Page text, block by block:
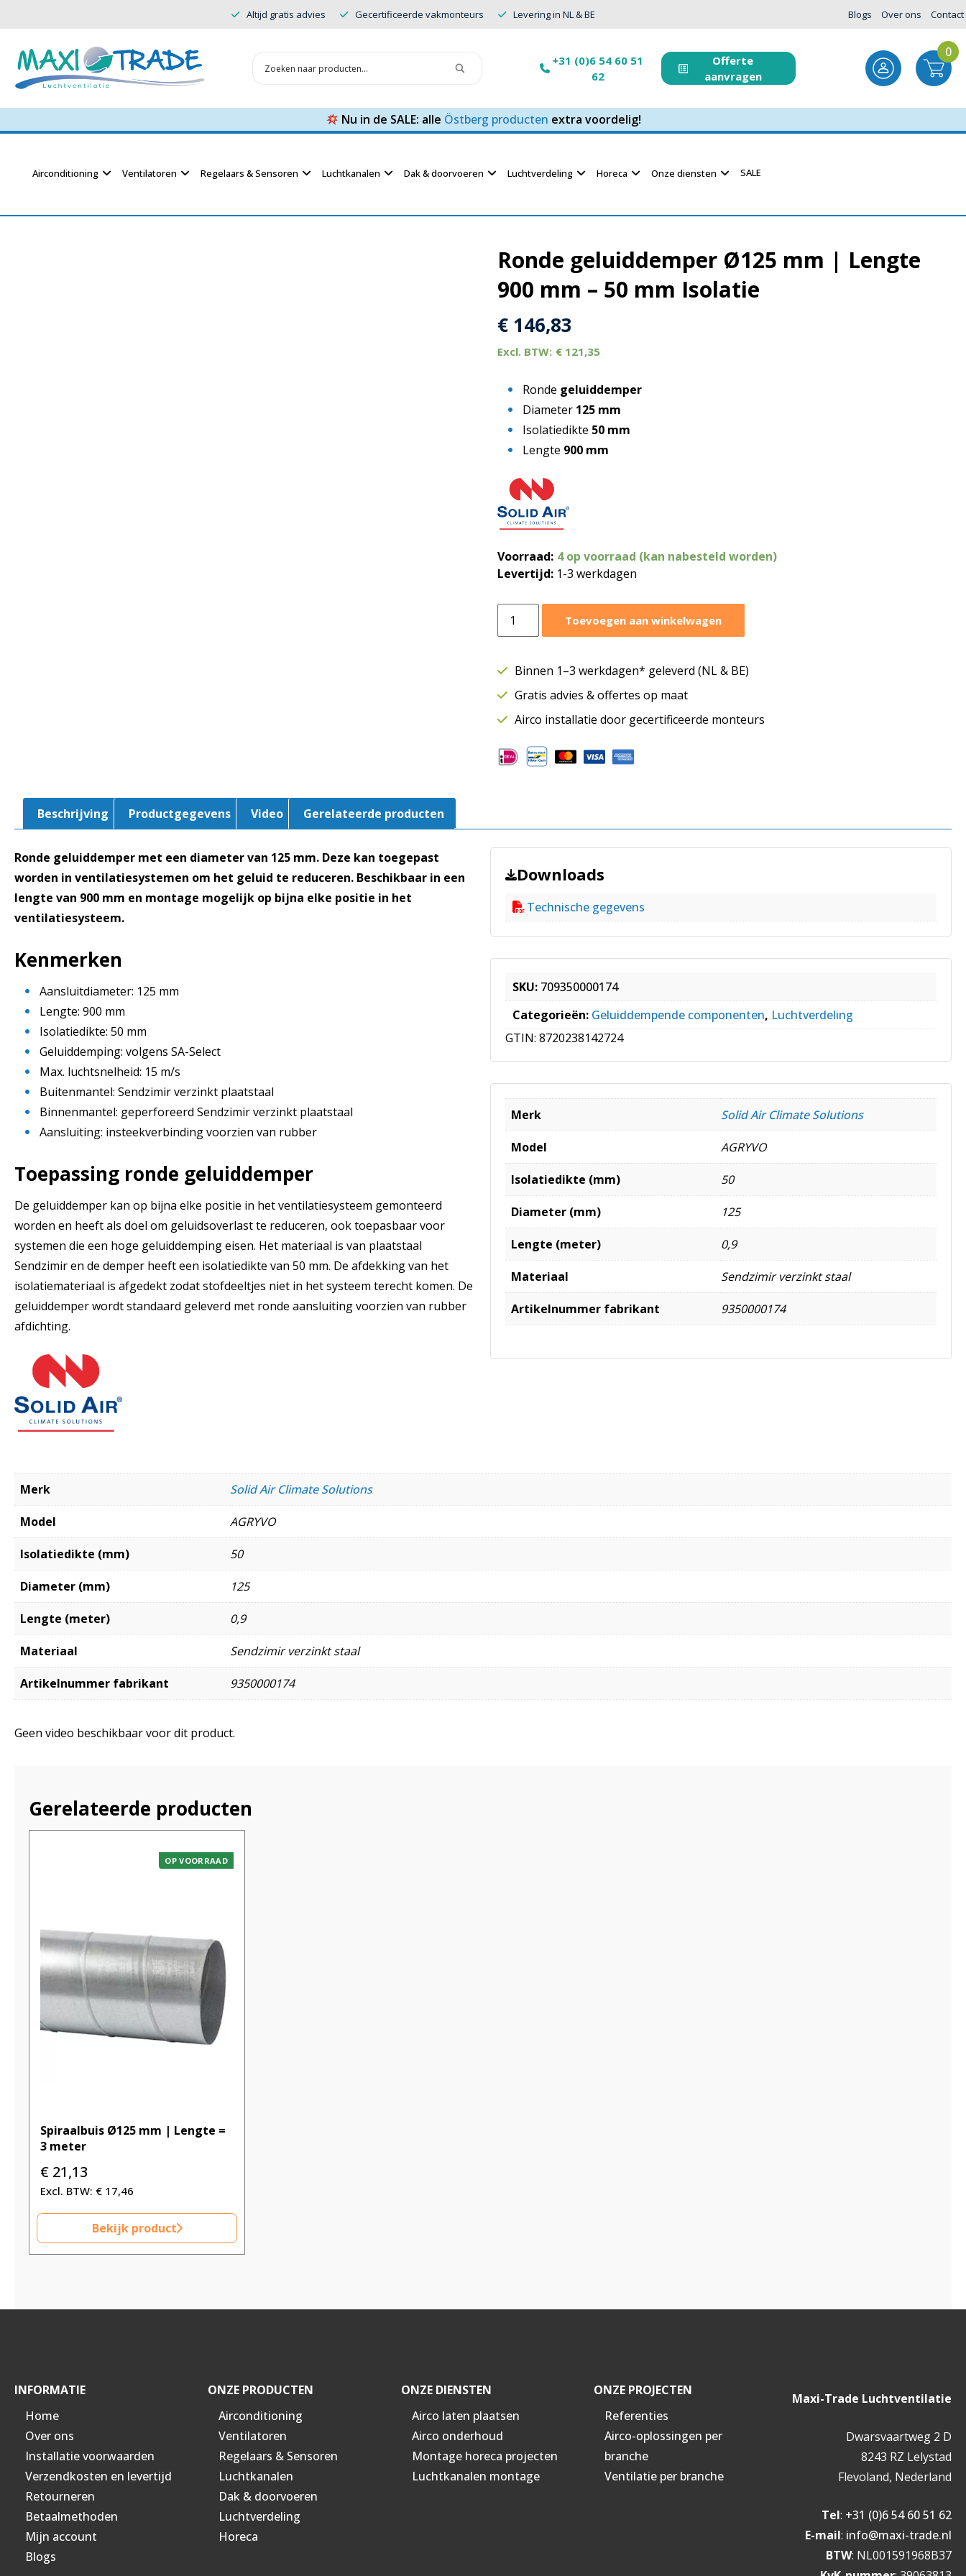
Altijd gratis advies Gecertificeerde vakmonteurs Levering in NL & BE Blogs Over ons Contact
+31 (0)6 54 60 51
62
Offerte
aanvragen
0
Nu in de SALE: alle Östberg producten extra voordelig!
Airconditioning Ventilatoren Regelaars & Sensoren Luchtkanalen Dak & doorvoeren Luchtverdeling Horeca Onze diensten SALE
Ronde geluiddemper Ø125 mm | Lengte
900 mm – 50 mm Isolatie
€ 146,83
€ 121,35
Ronde geluiddemper
Diameter 125 mm
Isolatiedikte 50 mm
Lengte 900 mm
Voorraad: 4 op voorraad (kan nabesteld worden)
Levertijd: 1-3 werkdagen
geluiddemper
mm
Lengte
900
–
50
Toevoegen aan winkelwagen
Binnen 1–3 werkdagen* geleverd (NL & BE)
Gratis advies & offertes op maat
Airco installatie door gecertificeerde monteurs
Beschrijving Productgegevens Video Gerelateerde producten
Ronde geluiddemper met een diameter van 125 mm. Deze kan toegepast
worden in ventilatiesystemen om het geluid te reduceren. Beschikbaar in een
lengte van 900 mm en montage mogelijk op bijna elke positie in het
ventilatiesysteem.
Kenmerken
Aansluitdiameter: 125 mm
Lengte: 900 mm
Isolatiedikte: 50 mm
Geluiddemping: volgens SA-Select
Max. luchtsnelheid: 15 m/s
Buitenmantel: Sendzimir verzinkt plaatstaal
Binnenmantel: geperforeerd Sendzimir verzinkt plaatstaal
Aansluiting: insteekverbinding voorzien van rubber
Toepassing ronde geluiddemper
De geluiddemper kan op bijna elke positie in het ventilatiesysteem gemonteerd
worden en heeft als doel om geluidsoverlast te reduceren, ook toepasbaar voor
systemen die een hoge geluiddemping eisen. Het materiaal is van plaatstaal
Sendzimir en de demper heeft een isolatiedikte van 50 mm. De afdekking van het
isolatiemateriaal is afgedekt zodat stofdeeltjes niet in het systeem terecht komen. De
geluiddemper wordt standaard geleverd met ronde aansluiting voorzien van rubber
afdichting.
Downloads
Technische gegevens
SKU: 709350000174
Categorieën: Geluiddempende componenten, Luchtverdeling
GTIN: 8720238142724
Merk Solid Air Climate Solutions
Model AGRYVO
Isolatiedikte (mm) 50
Diameter (mm) 125
Lengte (meter) 0,9
Materiaal Sendzimir verzinkt staal
Artikelnummer fabrikant 9350000174
Merk Solid Air Climate Solutions
Model AGRYVO
Isolatiedikte (mm) 50
Diameter (mm) 125
Lengte (meter) 0,9
Materiaal Sendzimir verzinkt staal
Artikelnummer fabrikant 9350000174
Geen video beschikbaar voor dit product.
Gerelateerde producten
OP VOORRAAD
Spiraalbuis Ø125 mm | Lengte =
3 meter
€ 21,13
€ 17,46
Bekijk product
INFORMATIE
Home
Over ons
Installatie voorwaarden
Verzendkosten en levertijd
Retourneren
Betaalmethoden
Mijn account
Blogs
ONZE PRODUCTEN
Airconditioning
Ventilatoren
Regelaars & Sensoren
Luchtkanalen
Dak & doorvoeren
Luchtverdeling
Horeca
ONZE DIENSTEN
Airco laten plaatsen
Airco onderhoud
Montage horeca projecten
Luchtkanalen montage
ONZE PROJECTEN
Referenties
Airco-oplossingen per
branche
Ventilatie per branche
Maxi-Trade Luchtventilatie
Dwarsvaartweg 2 D
8243 RZ Lelystad
Flevoland, Nederland
Tel: +31 (0)6 54 60 51 62
E-mail: info@maxi-trade.nl
BTW: NL001591968B37